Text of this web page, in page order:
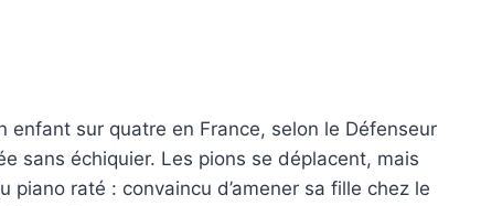
enfant sur quatre en France, selon le Défenseur
sans échiquier. Les pions se déplacent, mais
piano raté : convaincu d’amener sa fille chez le